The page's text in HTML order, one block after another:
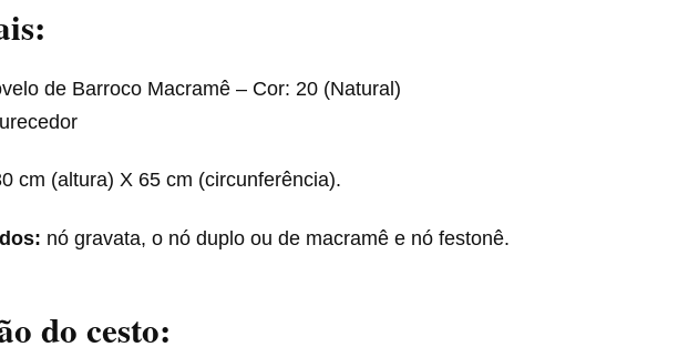
de Barroco Macramê – Cor: 20 (Natural)
cm (altura) X 65 cm (circunferência).
nó gravata, o nó duplo ou de macramê e nó festonê.
do cesto: